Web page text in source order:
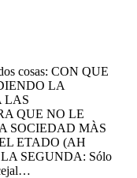
cosas: CON QUE
LA
LAS
QUE NO LE
SOCIEDAD MÀS
ETADO (AH
SEGUNDA: Sólo